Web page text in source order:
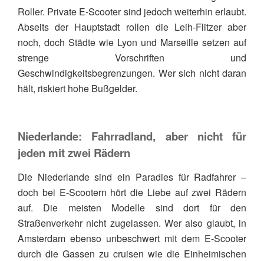
Roller. Private E-Scooter sind jedoch weiterhin erlaubt.
Abseits der Hauptstadt rollen die Leih-Flitzer aber
noch, doch Städte wie Lyon und Marseille setzen auf
strenge Vorschriften und
Geschwindigkeitsbegrenzungen. Wer sich nicht daran
hält, riskiert hohe Bußgelder.
Niederlande: Fahrradland, aber nicht für
jeden mit zwei Rädern
Die Niederlande sind ein Paradies für Radfahrer –
doch bei E-Scootern hört die Liebe auf zwei Rädern
auf. Die meisten Modelle sind dort für den
Straßenverkehr nicht zugelassen. Wer also glaubt, in
Amsterdam ebenso unbeschwert mit dem E-Scooter
durch die Gassen zu cruisen wie die Einheimischen